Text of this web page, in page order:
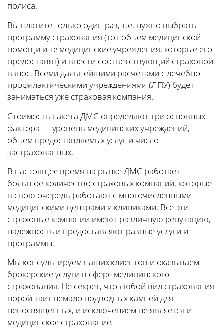
полиса.
Вы платите только один раз, т.е. нужно выбрать
программу страхования (тот объем медицинской
помощи и те медицинские учреждения, которые его
предоставят) и внести соответствующий страховой
взнос. Всеми дальнейшими расчетами с лечебно-
профилактическими учреждениями (ЛПУ) будет
заниматься уже страховая компания.
Стоимость пакета ДМС определяют три основных
фактора — уровень медицинских учреждений,
объем предоставляемых услуг и число
застрахованных.
В настоящее время на рынке ДМС работает
большое количество страховых компаний, которые
в свою очередь работают с многочисленными
медицинскими центрами и клиниками. Все эти
страховые компании имеют различную репутацию,
надежность и предоставляют разные услуги и
программы.
Мы консультируем наших клиентов и оказываем
брокерские услуги в сфере медицинского
страхования. Не секрет, что любой вид страхования
порой таит немало подводных камней для
непосвященных, и исключением не является и
медицинское страхование.